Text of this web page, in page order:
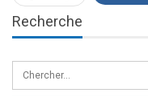
Recherche